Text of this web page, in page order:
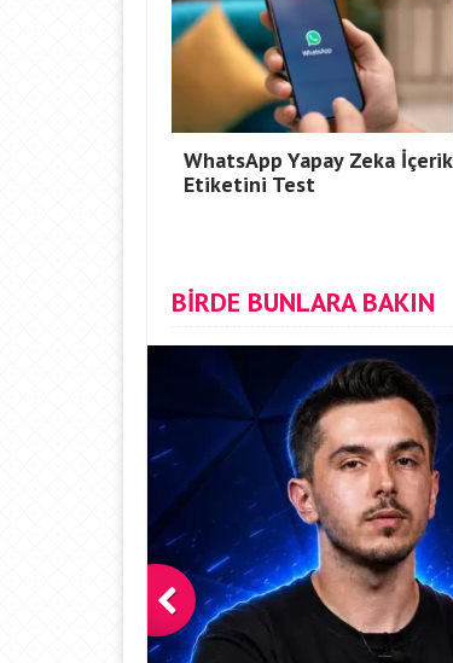
WhatsApp Yapay Zeka İçerik
Etiketini Test
BİRDE BUNLARA BAKIN